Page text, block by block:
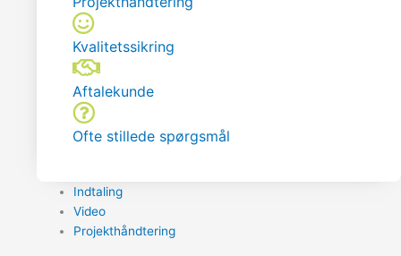
Kvalitetssikring
Aftalekunde
Ofte stillede spørgsmål
Indtaling
Video
Projekthåndtering